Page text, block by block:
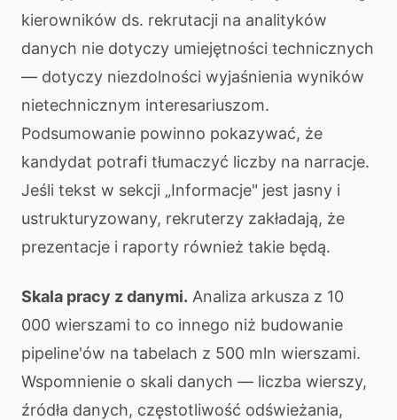
kierowników ds. rekrutacji na analityków
danych nie dotyczy umiejętności technicznych
— dotyczy niezdolności wyjaśnienia wyników
nietechnicznym interesariuszom.
Podsumowanie powinno pokazywać, że
kandydat potrafi tłumaczyć liczby na narracje.
Jeśli tekst w sekcji „Informacje" jest jasny i
ustrukturyzowany, rekruterzy zakładają, że
prezentacje i raporty również takie będą.
Skala pracy z danymi. Analiza arkusza z 10
000 wierszami to co innego niż budowanie
pipeline'ów na tabelach z 500 mln wierszami.
Wspomnienie o skali danych — liczba wierszy,
źródła danych, częstotliwość odświeżania,